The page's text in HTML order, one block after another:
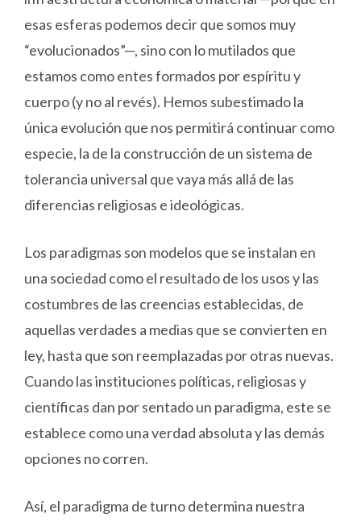
esas esferas podemos decir que somos muy
“evolucionados”—, sino con lo mutilados que
estamos como entes formados por espíritu y
cuerpo (y no al revés). Hemos subestimado la
única evolución que nos permitirá continuar como
especie, la de la construcción de un sistema de
tolerancia universal que vaya más allá de las
diferencias religiosas e ideológicas.
Los paradigmas son modelos que se instalan en
una sociedad como el resultado de los usos y las
costumbres de las creencias establecidas, de
aquellas verdades a medias que se convierten en
ley, hasta que son reemplazadas por otras nuevas.
Cuando las instituciones políticas, religiosas y
científicas dan por sentado un paradigma, este se
establece como una verdad absoluta y las demás
opciones no corren.
Así, el paradigma de turno determina nuestra